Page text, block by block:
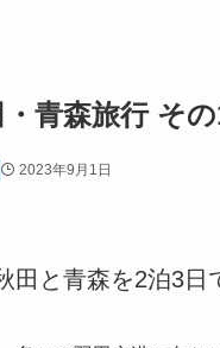
青森旅行 そ
2023年9月1日
田と青森を2泊3日